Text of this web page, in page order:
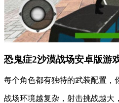
恐鬼症2沙漠战场安卓版游
每个角色都有独特的武装配置，
战场环境越复杂，射击挑战越大